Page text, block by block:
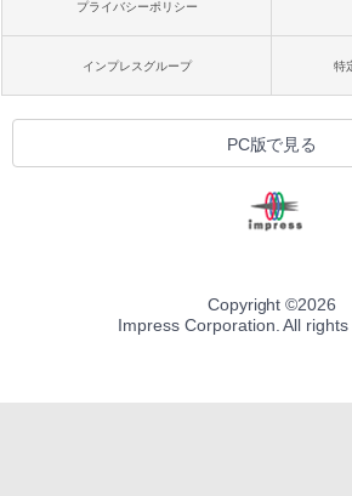
プライバシーポリシー
インプレスグループ 特
PC版で見る
Copyright ©2026
Impress Corporation. All